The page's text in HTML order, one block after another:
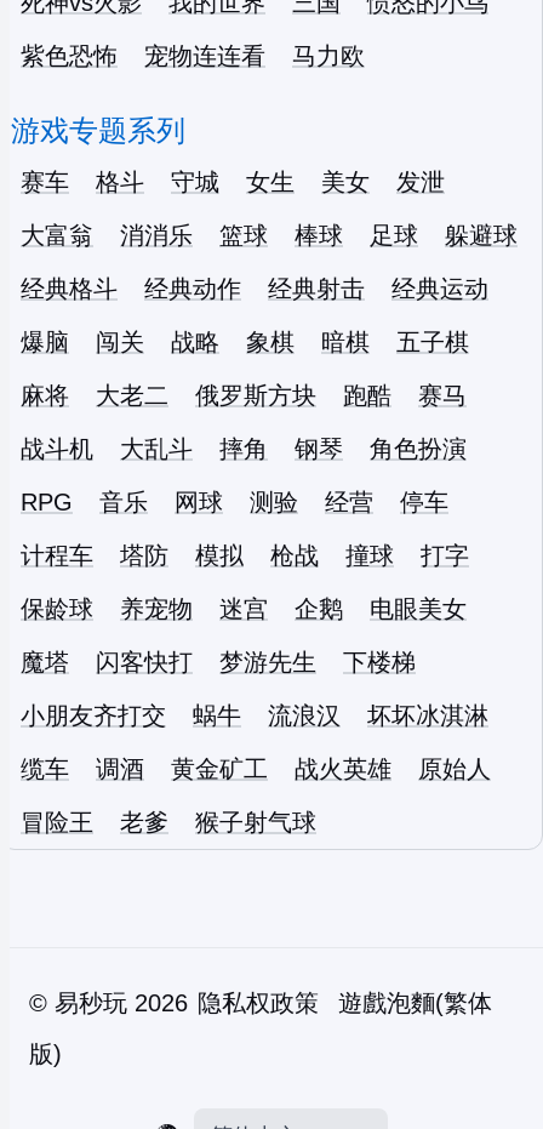
紫色恐怖
宠物连连看 马力欧
游戏专题系列
赛车 格斗 守城 女生 美女
发泄
大富翁
消消乐 篮球 棒球 足球
躲避球
经典格斗
经典动作 经典射击
经典运动
爆脑
闯关 战略 象棋 暗棋
五子棋
麻将
大老二 俄罗斯方块 跑酷
赛马
战斗机
大乱斗 摔角 钢琴
角色扮演
RPG
音乐 网球 测验 经营
停车
计程车
塔防 模拟 枪战 撞球
打字
保龄球
养宠物 迷宫 企鹅
电眼美女
魔塔
闪客快打 梦游先生
下楼梯
小朋友齐打交
蜗牛 流浪汉
坏坏冰淇淋
缆车
调酒 黄金矿工 战火英雄
原始人
冒险王
老爹 猴子射气球
© 易秒玩 2026 隐私权政策
遊戲泡麵(繁体
版)